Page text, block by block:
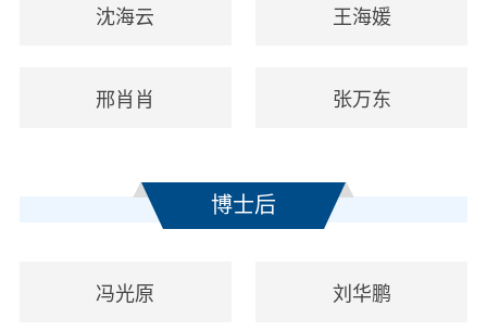
沈海云 王海媛
邢肖肖 张万东
博士后
冯光原 刘华鹏